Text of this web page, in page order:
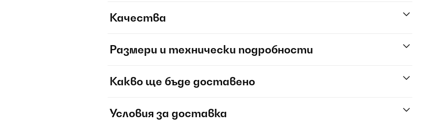
Качества
Размери и технически подробности
Какво ще бъде доставено
Условия за доставка